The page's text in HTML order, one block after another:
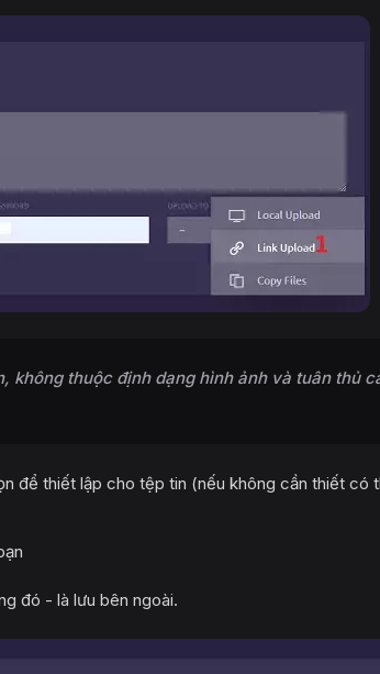
không thuộc định dạng hình ảnh và tuân thủ
để thiết lập cho tệp tin (nếu không cần thiết có
đó - là lưu bên ngoài.